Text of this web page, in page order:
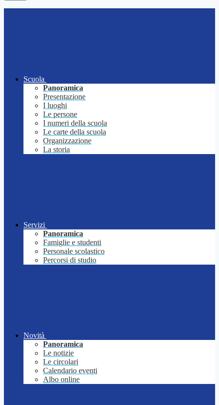
Scuola
Panoramica
Presentazione
I luoghi
Le persone
I numeri della scuola
Le carte della scuola
Organizzazione
La storia
Servizi
Panoramica
Famiglie e studenti
Personale scolastico
Percorsi di studio
Novità
Panoramica
Le notizie
Le circolari
Calendario eventi
Albo online